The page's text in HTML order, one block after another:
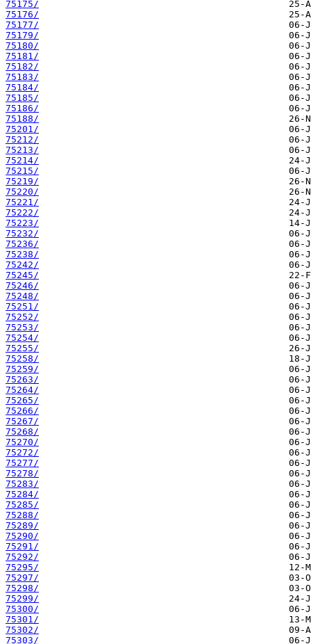
75175/
75176/
75177/
75179/
75180/
75181/
75182/
75183/
75184/
75185/
75186/
75188/
75201/
75212/
75213/
75214/
75215/
75219/
75220/
75221/
75222/
75223/
75232/
75236/
75238/
75242/
75245/
75246/
75248/
75251/
75252/
75253/
75254/
75255/
75258/
75259/
75263/
75264/
75265/
75266/
75267/
75268/
75270/
75272/
75277/
75278/
75283/
75284/
75285/
75288/
75289/
75290/
75291/
75292/
75295/
75297/
75298/
75299/
75300/
75301/
75302/
75303/